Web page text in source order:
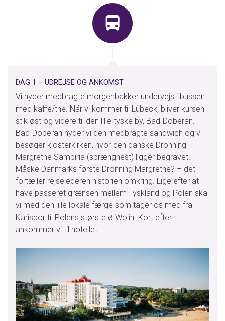
info@dolphinrejser.dk
DolphinRejser
Dolphin Rejser A/S
7400Herning
Kontaktformular Ring til os
DAG 1 – UDREJSE OG ANKOMST
Vi nyder medbragte morgenbakker undervejs i bussen
med kaffe/the. Når vi kommer til Lübeck, bliver kursen
stik øst og videre til den lille tyske by, Bad-Doberan. I
Bad-Doberan nyder vi den medbragte sandwich og vi
besøger klosterkirken, hvor den danske Dronning
Margrethe Sambiria (sprænghest) ligger begravet.
Måske Danmarks første Dronning Margrethe? – det
fortæller rejselederen historien omkring. Lige efter at
have passeret grænsen mellem Tyskland og Polen skal
vi med den lille lokale færge som tager os med fra
Karisbor til Polens største ø Wolin. Kort efter
ankommer vi til hotellet.